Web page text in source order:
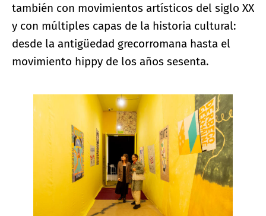
también con movimientos artísticos del siglo XX
y con múltiples capas de la historia cultural:
desde la antigüedad grecorromana hasta el
movimiento hippy de los años sesenta.
Ampliar imagen